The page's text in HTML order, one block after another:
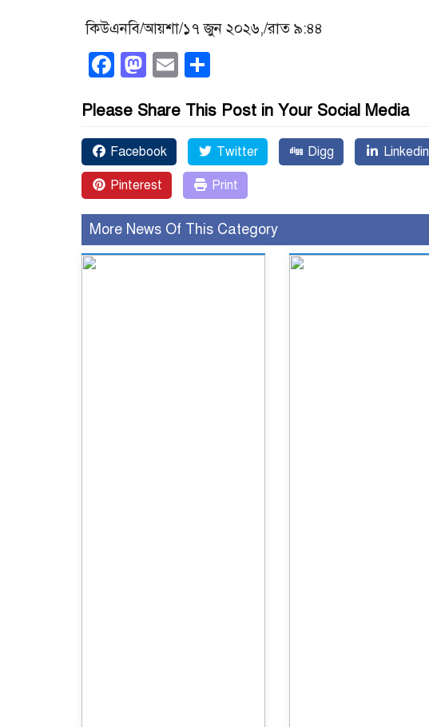
কিউএনবি/আয়শা/১৭ জুন ২০২৬,/রাত ৯:৪৪
Facebook
Mastodon
Email
Please Share This Post in Your Social Media
Facebook Twitter Digg Linkedin
Pinterest Print
More News Of This Category